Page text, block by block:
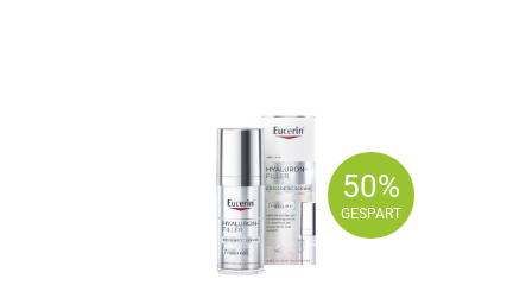
50%
GESPART
50%
GESPART